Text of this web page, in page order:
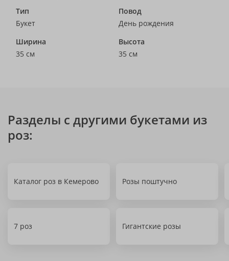
Тип
Букет
Повод
День рождения
Ширина
35 см
Высота
35 см
Разделы с другими букетами из
роз:
Каталог роз в Кемерово Розы поштучно
7 роз Гигантские розы